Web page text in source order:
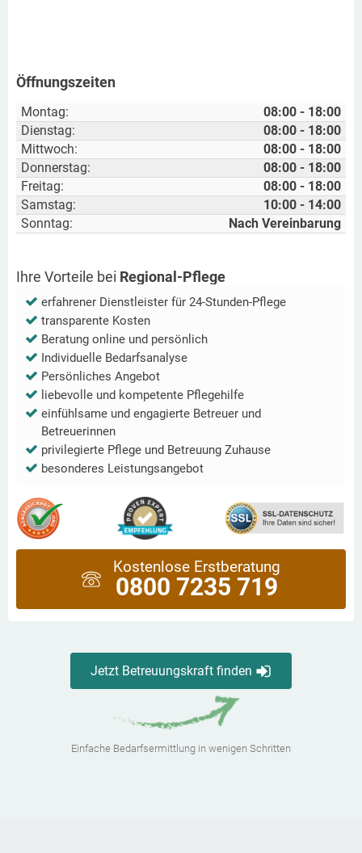
Öffnungszeiten
Montag:
08:00 - 18:00
Dienstag:
08:00 - 18:00
Mittwoch:
08:00 - 18:00
Donnerstag:
08:00 - 18:00
Freitag:
08:00 - 18:00
Samstag:
10:00 - 14:00
Sonntag:
Nach Vereinbarung
Ihre Vorteile bei Regional-Pflege
erfahrener Dienstleister für 24-Stunden-Pflege
transparente Kosten
Beratung online und persönlich
Individuelle Bedarfsanalyse
Persönliches Angebot
liebevolle und kompetente Pflegehilfe
einfühlsame und engagierte Betreuer und
Betreuerinnen
privilegierte Pflege und Betreuung Zuhause
besonderes Leistungsangebot
Kostenlose Erstberatung
0800 7235 719
Jetzt Betreuungskraft finden
Einfache Bedarfsermittlung in wenigen Schritten